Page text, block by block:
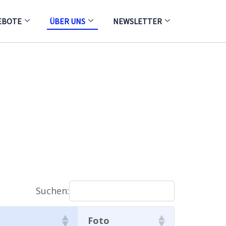
ÜBER UNS NEWSLETTER
Suchen:
Foto